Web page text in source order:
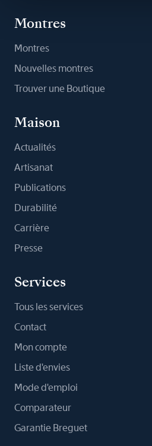
Montres
Montres
Nouvelles montres
Trouver une Boutique
Maison
Actualités
Artisanat
Publications
Durabilité
Carrière
Presse
Services
Tous les services
Contact
Mon compte
Liste d'envies
Mode d'emploi
Comparateur
Garantie Breguet